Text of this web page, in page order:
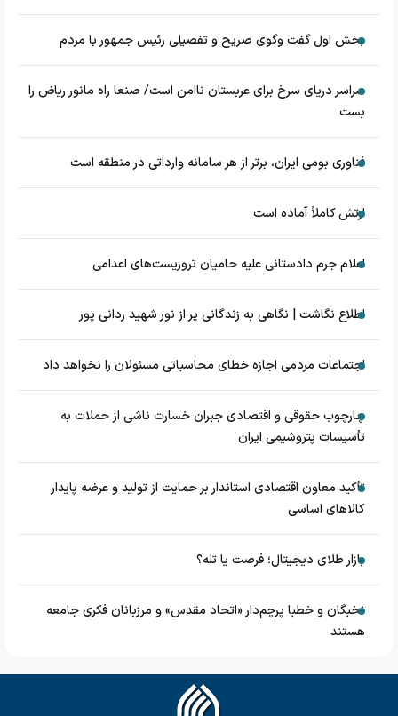
بخش اول گفت وگوی صریح و تفصیلی رئیس جمهور با مردم
سراسر دریای سرخ برای عربستان ناامن است/ صنعا راه مانور ریاض را
بست
فناوری بومی ایران، برتر از هر سامانه وارداتی در منطقه است
ارتش کاملاً آماده است
اعلام جرم دادستانی علیه حامیان تروریست‌های اعدامی
اطلاع نگاشت | نگاهی به زندگانی پر از نور شهید ردانی پور
اجتماعات مردمی اجازه خطای محاسباتی مسئولان را نخواهد داد
چارچوب حقوقی و اقتصادی جبران خسارت ناشی از حملات به
تأسیسات پتروشیمی ایران
تأکید معاون اقتصادی استاندار بر حمایت از تولید و عرضه پایدار
کالاهای اساسی
بازار طلای دیجیتال؛ فرصت یا تله؟
نخبگان و خطبا پرچم‌دار «اتحاد مقدس» و مرزبانان فکری جامعه
هستند